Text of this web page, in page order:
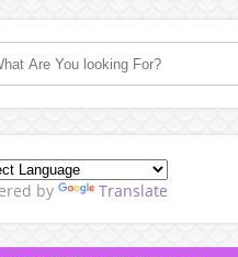
by Translate